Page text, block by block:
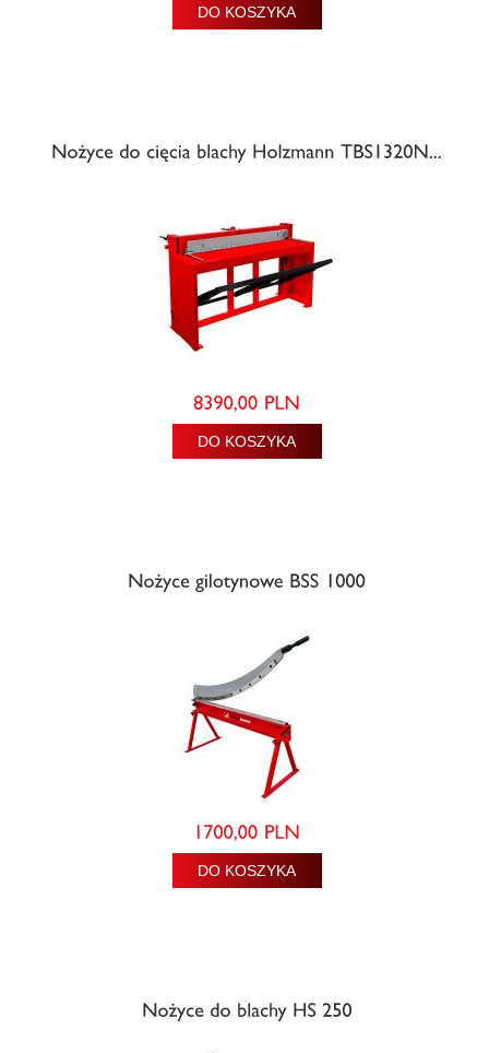
DO KOSZYKA
DO KOSZYKA
DO KOSZYKA